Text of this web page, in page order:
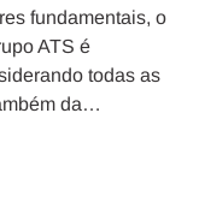
fundamentais, o
ATS é
todas as
da…